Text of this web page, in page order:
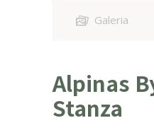
Galeria
Alpinas
Stanza